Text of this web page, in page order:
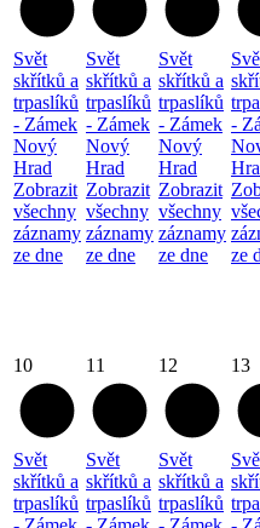
Svět
skřítků a
trpaslíků
- Zámek
Nový
Hrad
Zobrazit
všechny
záznamy
ze dne
Svět
skřítků a
trpaslíků
- Zámek
Nový
Hrad
Zobrazit
všechny
záznamy
ze dne
Svět
skřítků a
trpaslíků
- Zámek
Nový
Hrad
Zobrazit
všechny
záznamy
ze dne
-
ze
10
Svět
skřítků a
trpaslíků
11
Svět
skřítků a
trpaslíků
12
Svět
skřítků a
trpaslíků
13